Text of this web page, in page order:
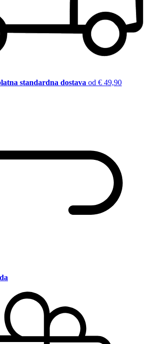
standardna dostava od € 49,90